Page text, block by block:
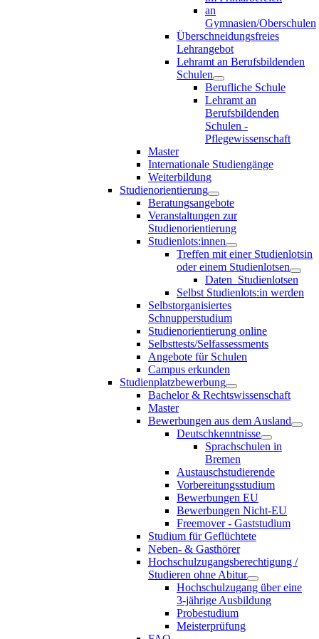
an
Gymnasien/Oberschulen
Überschneidungsfreies
Lehrangebot
Lehramt an Berufsbildenden
Schulen
Berufliche Schule
Lehramt an
Berufsbildenden
Schulen -
Pflegewissenschaft
Master
Internationale Studiengänge
Weiterbildung
Studienorientierung
Beratungsangebote
Veranstaltungen zur
Studienorientierung
Studienlots:innen
Treffen mit einer Studienlotsin
oder einem Studienlotsen
Daten_Studienlotsen
Selbst Studienlots:in werden
Selbstorganisiertes
Schnupperstudium
Studienorientierung online
Selbsttests/Selfassessments
Angebote für Schulen
Campus erkunden
Studienplatzbewerbung
Bachelor & Rechtswissenschaft
Master
Bewerbungen aus dem Ausland
Deutschkenntnisse
Sprachschulen in
Bremen
Austauschstudierende
Vorbereitungsstudium
Bewerbungen EU
Bewerbungen Nicht-EU
Freemover - Gaststudium
Studium für Geflüchtete
Neben- & Gasthörer
Hochschulzugangsberechtigung /
Studieren ohne Abitur
Hochschulzugang über eine
3-jährige Ausbildung
Probestudium
Meisterprüfung